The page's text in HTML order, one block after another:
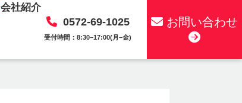
会社紹介
0572-69-1025
受付時間：8:30–17:00(月–金)
お問い合わせ